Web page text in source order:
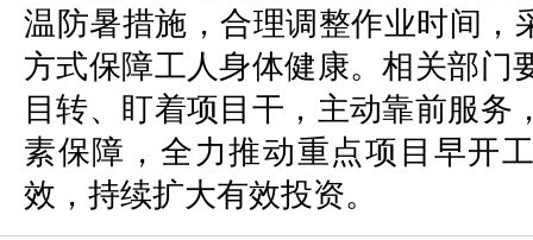
温防暑措施，合理调整作业时间，
方式保障工人身体健康。相关部门
目转、盯着项目干，主动靠前服务
素保障，全力推动重点项目早开
效，持续扩大有效投资。